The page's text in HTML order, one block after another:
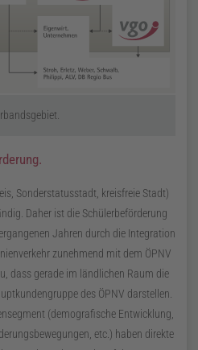
Sonderstatusstadt, kreisfreie Stadt)
Daher ist die Schülerbeförderung
Jahren durch die Integration
zunehmend mit dem ÖPNV
dass gerade im ländlichen Raum die
des ÖPNV darstellen.
(demografische Entwicklung,
etc.) haben direkte